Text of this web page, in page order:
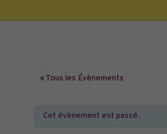
« Tous les Évènements
Cet évènement est passé.